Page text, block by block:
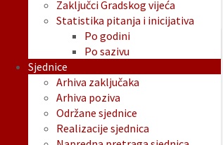
Zaključci Gradskog vijeća
Statistika pitanja i inicijativa
Po godini
Po sazivu
Sjednice
Arhiva zaključaka
Arhiva poziva
Održane sjednice
Realizacije sjednica